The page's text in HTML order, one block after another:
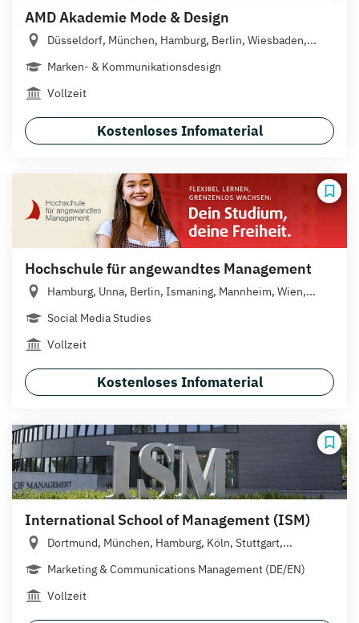
AMD Akademie Mode & Design
Düsseldorf, München, Hamburg, Berlin, Wiesbaden,...
Marken- & Kommunikationsdesign
Vollzeit
Kostenloses Infomaterial
Hochschule für angewandtes Management
Hamburg, Unna, Berlin, Ismaning, Mannheim, Wien,...
Social Media Studies
Vollzeit
Kostenloses Infomaterial
International School of Management (ISM)
Dortmund, München, Hamburg, Köln, Stuttgart,...
Marketing & Communications Management (DE/EN)
Vollzeit